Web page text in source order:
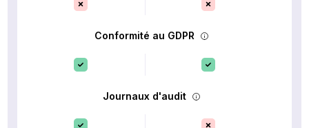
Conformité au GDPR
Journaux d'audit